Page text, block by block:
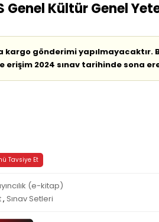
Genel Kültür Genel
kargo gönderimi
erişim 2024 sınav tarihinde sona
Tavsiye Et
(e-kitap)
, Sınav Setleri